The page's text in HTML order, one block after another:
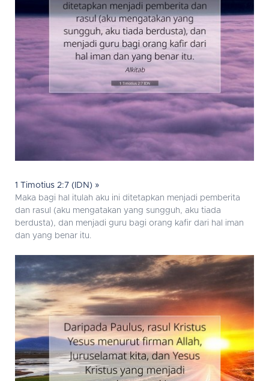
1 Timotius 2:7 (IDN) »
Maka bagi hal itulah aku ini ditetapkan menjadi pemberita
dan rasul (aku mengatakan yang sungguh, aku tiada
berdusta), dan menjadi guru bagi orang kafir dari hal iman
dan yang benar itu.